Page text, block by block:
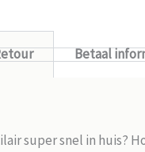
Betaal
super snel in huis?